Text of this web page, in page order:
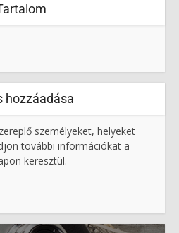
hozzáadása
személyeket, helyeket
további információkat a
keresztül.